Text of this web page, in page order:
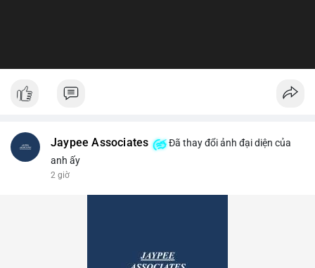
Jaypee Associates
Đã thay đổi ảnh đại diện của
anh ấy
2 giờ